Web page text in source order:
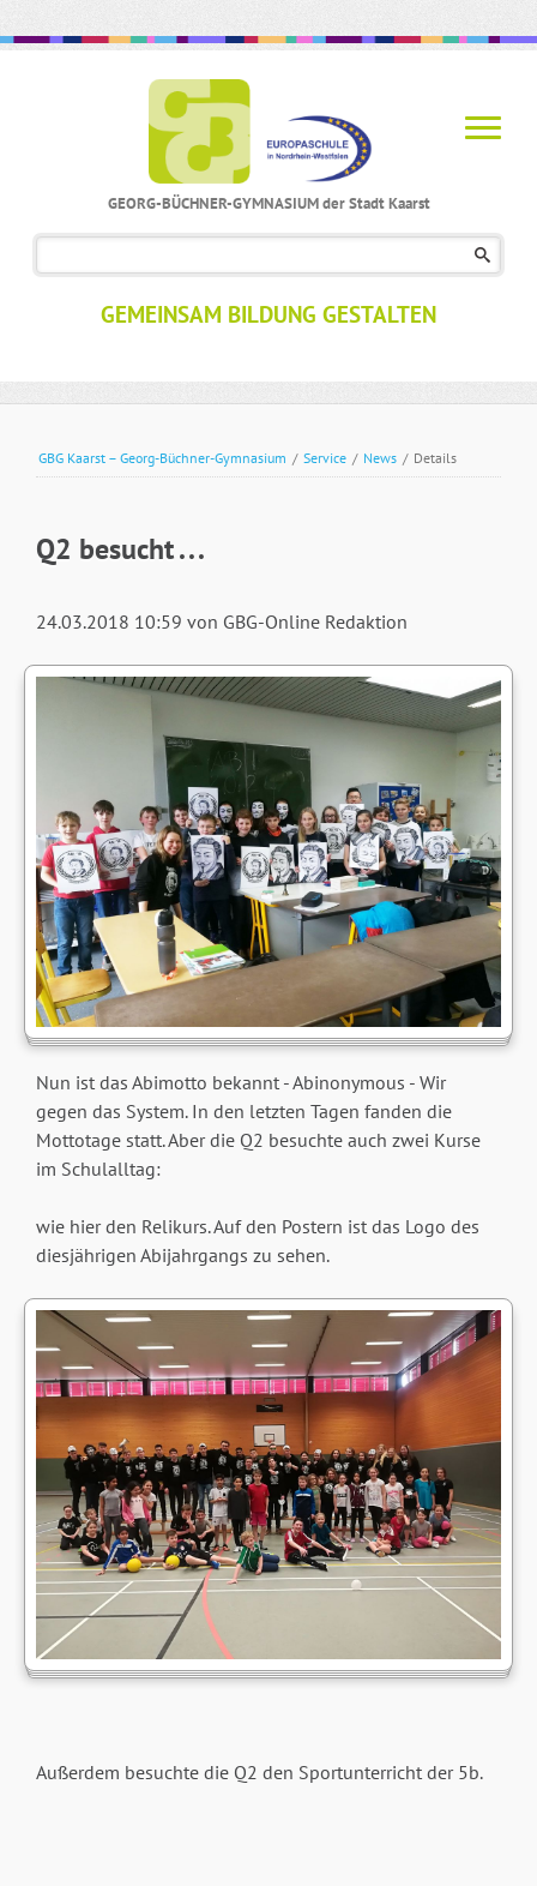
GEORG-BÜCHNER-GYMNASIUM der Stadt Kaarst
GEMEINSAM BILDUNG GESTALTEN
GBG Kaarst – Georg-Büchner-Gymnasium / Service / News / Details
Q2 besucht . . .
24.03.2018 10:59 von GBG-Online Redaktion
Nun ist das Abimotto bekannt - Abinonymous - Wir
gegen das System. In den letzten Tagen fanden die
Mottotage statt. Aber die Q2 besuchte auch zwei Kurse
im Schulalltag:
wie hier den Relikurs. Auf den Postern ist das Logo des
diesjährigen Abijahrgangs zu sehen.
Außerdem besuchte die Q2 den Sportunterricht der 5b.